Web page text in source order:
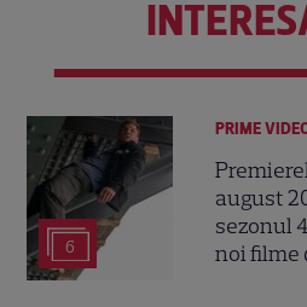
6
PRIME
august
sezonul
noi filme